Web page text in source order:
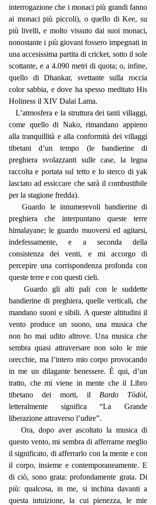
interrogazione che i monaci più grandi fanno
ai monaci più piccoli), o quello di Kee, su
più livelli, e molto vissuto dai suoi monaci,
nonostante i più giovani fossero impegnati in
una accesissima partita di cricket, sotto il sole
scottante, e a 4.090 metri di quota; o, infine,
quello di Dhankar, svettante sulla roccia
color sabbia, e dove ha spesso meditato His
Holiness il XIV Dalai Lama.
   L’atmosfera e la struttura dei tanti villaggi,
come quello di Nako, rimandano appieno
alla tranquillità e alla conformità dei villaggi
tibetani d’un tempo (le bandierine di
preghiera svolazzanti sulle case, la legna
raccolta e portata sul tetto e lo sterco di yak
lasciato ad essiccare che sarà il combustibile
per la stagione fredda).
   Guardo le innumerevoli bandierine di
preghiera che interpuntano queste terre
himalayane; le guardo muoversi ed agitarsi,
indefessamente, e a seconda della
consistenza dei venti, e mi accorgo di
percepire una corrispondenza profonda con
queste terre e con questi cieli.
bandierine di preghiera, quelle verticali, che
mandano suoni e sibili. A queste altitudini il
vento produce un suono, una musica che
non ho mai udito altrove. Una musica che
sembra quasi attraversare non solo le mie
orecchie, ma l’intero mio corpo provocando
in me un dilagante benessere. È qui, d’un
tratto, che mi viene in mente che il Libro
tibetano dei morti, il Bardo Tödöl,
letteralmente significa “La Grande
liberazione attraverso l’udire”.
questo vento, mi sembra di afferrarne meglio
il significato, di afferrarlo con la mente e con
il corpo, insieme e contemporaneamente. E
di ciò, sono grata: profondamente grata. Di
più: qualcosa, in me, si inchina davanti a
questa intuizione, la cui pienezza, le mie